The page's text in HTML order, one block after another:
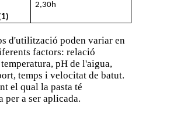
2,30h
d'utilització poden variar en
factors: relació
pH de l'aigua,
temps i velocitat de batut.
el qual la pasta té
per a ser aplicada.